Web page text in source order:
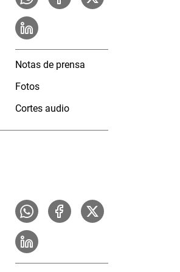
Notas de prensa
Fotos
Cortes audio